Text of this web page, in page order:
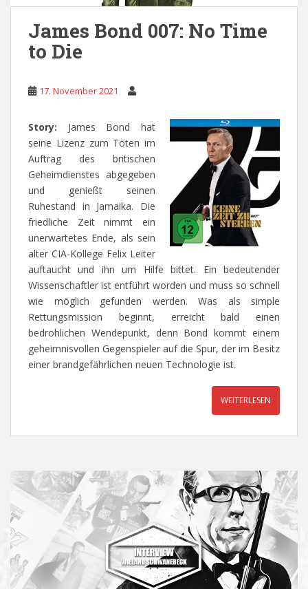
James Bond 007: No Time
to Die
17. November 2021
Story: James Bond hat
seine Lizenz zum Töten im
Auftrag des britischen
Geheimdienstes abgegeben
und genießt seinen
Ruhestand in Jamaika. Die
friedliche Zeit nimmt ein
unerwartetes Ende, als sein
alter CIA-Kollege Felix Leiter
auftaucht und ihn um Hilfe bittet. Ein bedeutender
Wissenschaftler ist entführt worden und muss so schnell
wie möglich gefunden werden. Was als simple
Rettungsmission beginnt, erreicht bald einen
bedrohlichen Wendepunkt, denn Bond kommt einem
geheimnisvollen Gegenspieler auf die Spur, der im Besitz
einer brandgefährlichen neuen Technologie ist.
WEITERLESEN